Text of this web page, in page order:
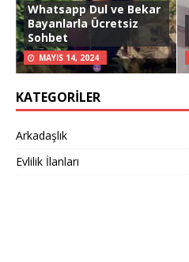
Whatsapp Dul ve Bekar
Bayanlarla Ücretsiz
Sohbet
MAYIS 14, 2024
KATEGORILER
Arkadaşlık
Evlilik İlanları